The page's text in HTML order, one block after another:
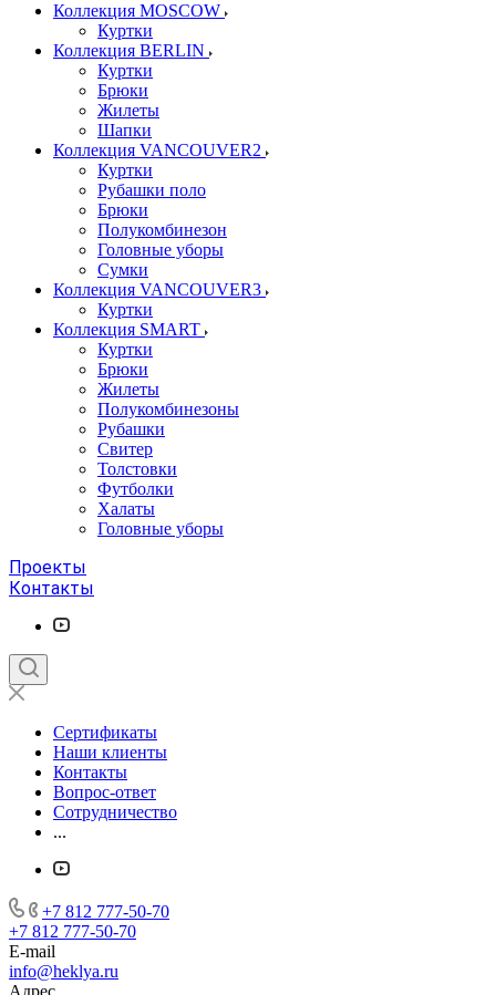
Коллекция MOSCOW
Куртки
Коллекция BERLIN
Куртки
Брюки
Жилеты
Шапки
Коллекция VANCOUVER2
Куртки
Рубашки поло
Брюки
Полукомбинезон
Головные уборы
Сумки
Коллекция VANCOUVER3
Куртки
Коллекция SMART
Куртки
Брюки
Жилеты
Полукомбинезоны
Рубашки
Свитер
Толстовки
Футболки
Халаты
Головные уборы
Проекты
Контакты
Сертификаты
Наши клиенты
Контакты
Вопрос-ответ
Сотрудничество
...
+7 812 777-50-70
+7 812 777-50-70
E-mail
info@heklya.ru
Адрес